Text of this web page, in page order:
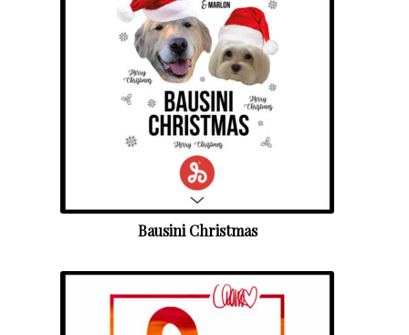
Bausini Christmas